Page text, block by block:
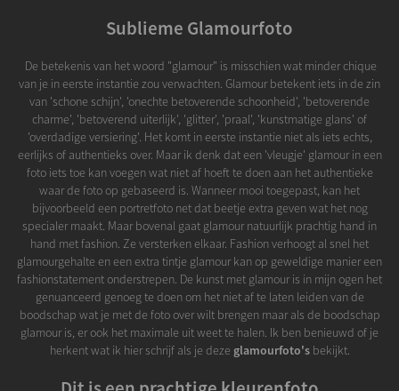
Sublieme Glamourfoto
De betekenis van het woord "glamour" is misschien wat minder chique
van je in eerste instantie zou verwachten. Glamour betekent iets in de zin
van 'schone schijn', 'onechte betoverende schoonheid', 'betoverende
charme', 'betoverend uiterlijk', 'glitter', 'praal', 'kunstmatige glans' of
'overdadige versiering'. Het komt in eerste instantie niet als iets echts,
eerlijks of authentieks over. Maar ik denk dat een 'vleugje' glamour in een
foto iets toe kan voegen wat niet af hoeft te doen aan het authentieke
waar de foto op gebaseerd is. Wanneer mooi toegepast, kan het
bijvoorbeeld een portretfoto net dat beetje extra geven wat het nog
specialer maakt. Maar bovenal gaat glamour natuurlijk prachtig hand in
hand met fashion. Ze versterken elkaar. Fashion verhoogt al snel het
glamourgehalte en een extra tintje glamour kan op geweldige manier een
fashionstatement onderstrepen. De kunst met glamour is in mijn ogen het
genuanceerd genoeg te doen om het niet af te laten leiden van de
boodschap wat je met de foto over wilt brengen maar als de boodschap
glamour is, er ook het maximale uit weet te halen. Ik ben benieuwd of je
herkent wat ik hier schrijf als je deze glamourfoto'sbekijkt.